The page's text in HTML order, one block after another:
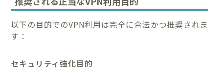
以下の目的でのVPN利用は完全に合法かつ推奨されま
す：
セキュリティ強化目的